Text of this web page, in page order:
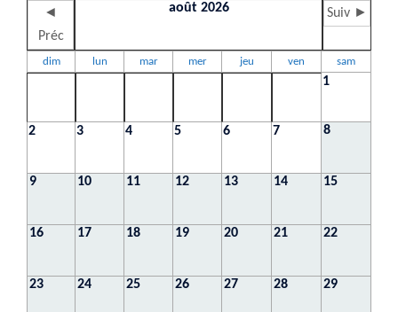
◄
Préc
août 2026 Suiv ►
dim lun mar mer jeu ven sam
1
2 3 4 5 6 7 8
9 10 11 12 13 14 15
16 17 18 19 20 21 22
23 24 25 26 27 28 29